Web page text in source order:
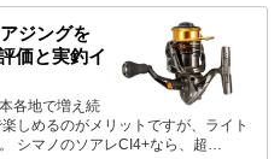
ジングを
価と実釣イ
各地で増え続
しめるのがメリットですが、ライト
シマノのソアレCI4+なら、超…